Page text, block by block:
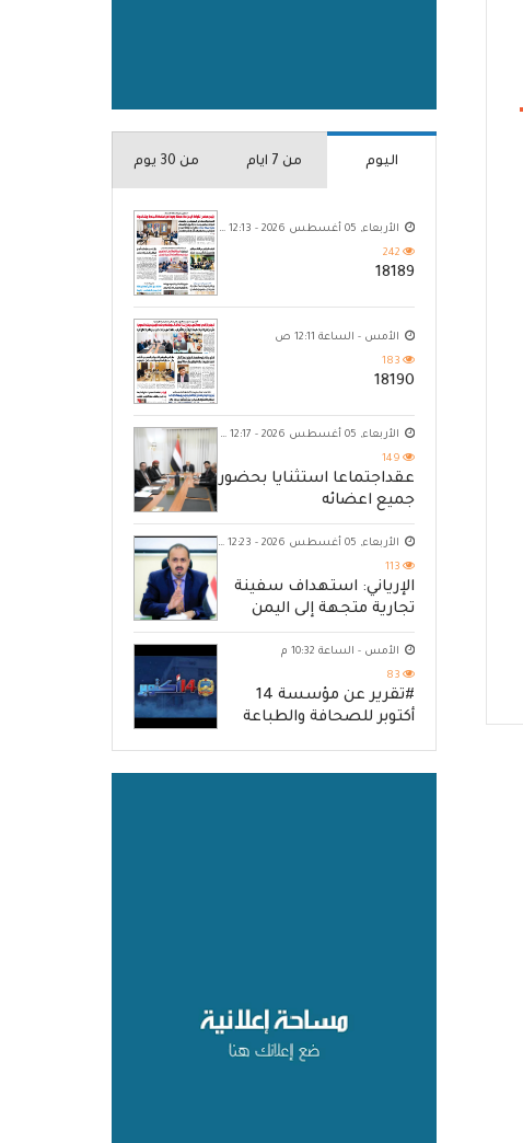
اليوم من 7 ايام من 30 يوم
الأربعاء, 05 أغسطس 2026 - 12:13 ص
242
18189
الأمس - الساعة 12:11 ص
183
18190
الأربعاء, 05 أغسطس 2026 - 12:17 ص
149
عقداجتماعا استثنايا بحضور
جميع اعضائه
الأربعاء, 05 أغسطس 2026 - 12:23 ص
113
الإرياني: استهداف سفينة
تجارية متجهة إلى اليمن
يكشف حصار الحوثي للشعب
الأمس - الساعة 10:32 م
83
#تقرير عن مؤسسة 14
أكتوبر للصحافة والطباعة